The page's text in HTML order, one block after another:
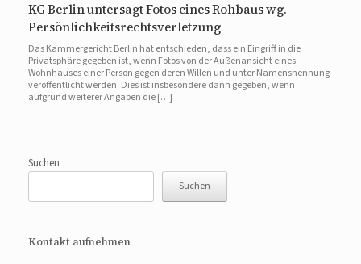
KG Berlin untersagt Fotos eines Rohbaus wg.
Persönlichkeitsrechtsverletzung
Das Kammergericht Berlin hat entschieden, dass ein Eingriff in die
Privatsphäre gegeben ist, wenn Fotos von der Außenansicht eines
Wohnhauses einer Person gegen deren Willen und unter Namensnennung
veröffentlicht werden. Dies ist insbesondere dann gegeben, wenn
aufgrund weiterer Angaben die […]
Suchen
Suchen
Kontakt aufnehmen